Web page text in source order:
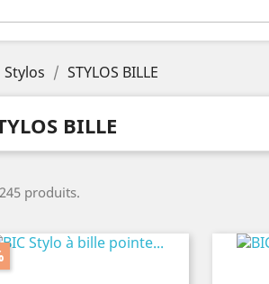
Stylos STYLOS BILLE
BILLE
produits.